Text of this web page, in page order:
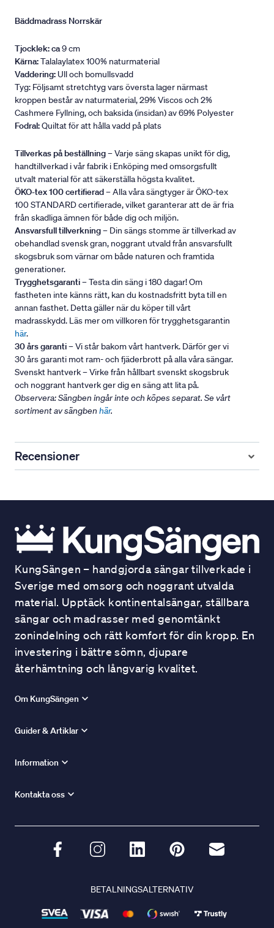
Bäddmadrass Norrskär
Tjocklek: ca9 cm
Kärna:Talalaylatex 100% naturmaterial
Vaddering: Ull och bomullsvadd
Tyg: Följsamt stretchtyg vars översta lager närmast
kroppen består av naturmaterial, 29% Viscos och 2%
Cashmere Fyllning, och baksida (insidan) av 69% Polyester
Fodral:Quiltat för att hålla vadd på plats
Tillverkas på beställning– Varje säng skapas unikt för dig,
handtillverkad i vår fabrik i Enköping med omsorgsfullt
utvalt material för att säkerställa högsta kvalitet.
ÖKO-tex 100 certifierad– Alla våra sängtyger är ÖKO-tex
100 STANDARD certifierade, vilket garanterar att de är fria
från skadliga ämnen för både dig och miljön.
Ansvarsfull tillverkning– Din sängs stomme är tillverkad av
obehandlad svensk gran, noggrant utvald från ansvarsfullt
skogsbruk som värnar om både naturen och framtida
generationer.
Trygghetsgaranti– Testa din säng i 180 dagar! Om
fastheten inte känns rätt, kan du kostnadsfritt byta till en
annan fasthet. Detta gäller när du köper till vårt
madrasskydd. Läs mer om villkoren för trygghetsgarantin
här.
30 års garanti– Vi står bakom vårt hantverk. Därför ger vi
30 års garanti mot ram- och fjäderbrott på alla våra sängar.
Svenskt hantverk – Virke från hållbart svenskt skogsbruk
och noggrant hantverk ger dig en säng att lita på.
Observera: Sängben ingår inte och köpes separat. Se vårt
sortiment av sängben här.
Recensioner
KungSängen – handgjorda sängar tillverkade i
Sverige med omsorg och noggrant utvalda
material. Upptäck kontinentalsängar, ställbara
sängar och madrasser med genomtänkt
zonindelning och rätt komfort för din kropp. En
investering i bättre sömn, djupare
återhämtning och långvarig kvalitet.
Om KungSängen
Guider & Artiklar
Information
Kontakta oss
BETALNINGSALTERNATIV